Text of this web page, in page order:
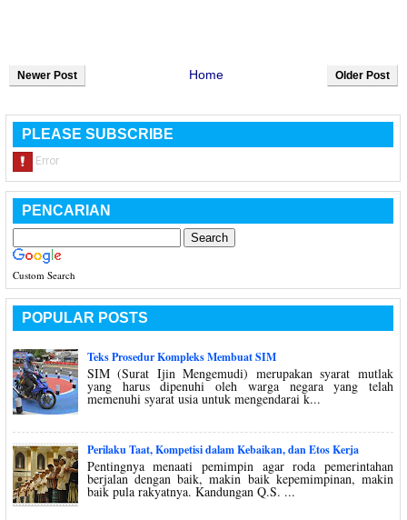
Newer Post Older Post
Home
PLEASE SUBSCRIBE
PENCARIAN
Custom Search
POPULAR POSTS
Teks Prosedur Kompleks Membuat SIM
SIM (Surat Ijin Mengemudi) merupakan syarat mutlak
yang harus dipenuhi oleh warga negara yang telah
memenuhi syarat usia untuk mengendarai k...
Perilaku Taat, Kompetisi dalam Kebaikan, dan Etos Kerja
Pentingnya menaati pemimpin agar roda pemerintahan
berjalan dengan baik, makin baik kepemimpinan, makin
baik pula rakyatnya. Kandungan Q.S. ...